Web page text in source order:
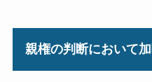
親権の判断において